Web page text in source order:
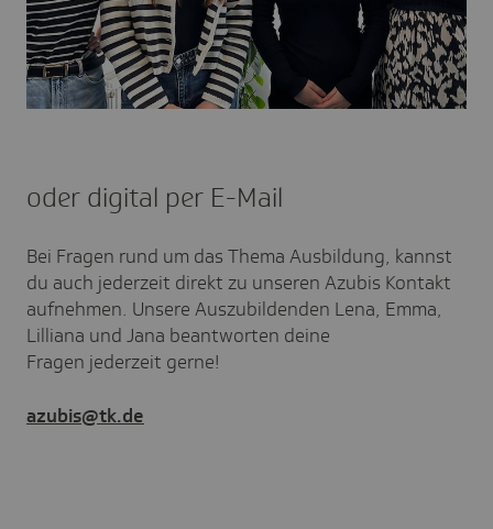
oder digital per E-Mail
Bei Fragen rund um das Thema Ausbildung, kannst
du auch jederzeit direkt zu unseren Azubis Kontakt
aufnehmen. Unsere Auszubildenden Lena, Emma,
Lilliana und Jana beantworten deine
Fragen jederzeit gerne!
azubis@tk.de